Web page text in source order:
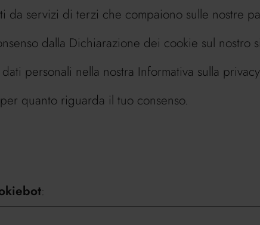
servizi di terzi che compaiono sulle nostre
dalla Dichiarazione dei cookie sul nostro
personali nella nostra Informativa sulla
quanto riguarda il tuo consenso.
: